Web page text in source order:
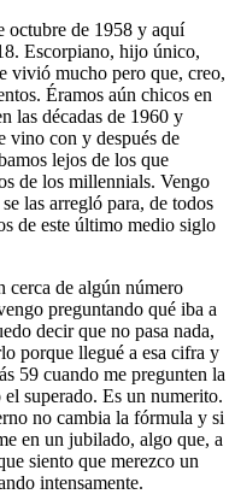
octubre de 1958 y aquí
Escorpiano, hijo único,
vivió mucho pero que, creo,
Éramos aún chicos en
las décadas de 1960 y
vino con y después de
lejos de los que
de los millennials. Vengo
las arregló para, de todos
de este último medio siglo
cerca de algún número
preguntando qué iba a
decir que no pasa nada,
porque llegué a esa cifra y
59 cuando me pregunten la
superado. Es un numerito.
no cambia la fórmula y si
en un jubilado, algo que, a
siento que merezco un
intensamente.